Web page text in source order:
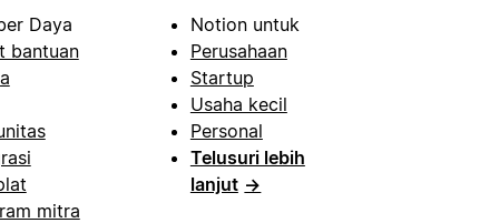
Daya
bantuan
mitra
Notion untuk
Perusahaan
Startup
Usaha kecil
Personal
Telusuri lebih
lanjut →